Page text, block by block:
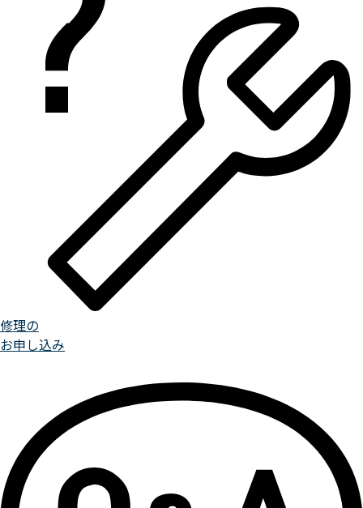
修理の
お申し込み